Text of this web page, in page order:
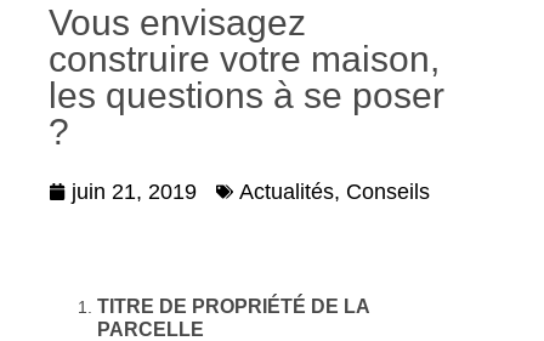
Vous envisagez
construire votre maison,
les questions à se poser
?
juin 21, 2019 Actualités, Conseils
TITRE DE PROPRIÉTÉ DE LA
PARCELLE